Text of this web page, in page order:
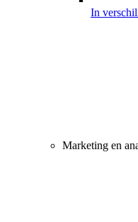
In
Marketing en